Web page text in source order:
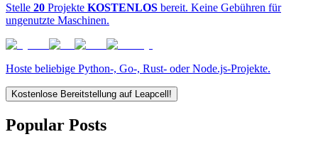
Stelle 20 Projekte KOSTENLOS bereit. Keine Gebühren für
ungenutzte Maschinen.
Hoste beliebige Python-, Go-, Rust- oder Node.js-Projekte.
Kostenlose Bereitstellung auf Leapcell!
Popular Posts